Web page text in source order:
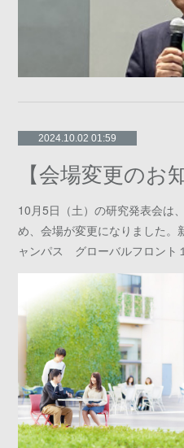
2024.10.02 01:59
10月5日（土）の研究発表会は
め、会場が変更になりました。
ャンパス グローバルフロン